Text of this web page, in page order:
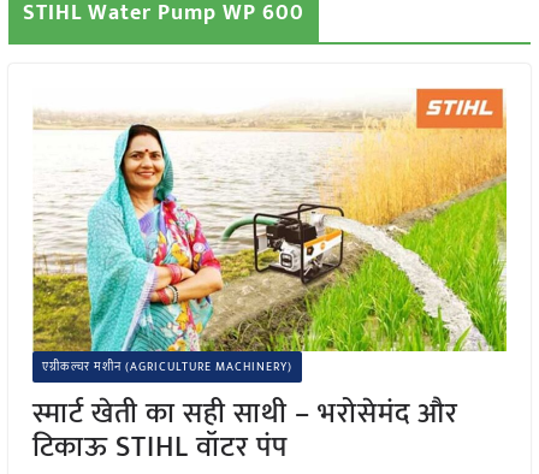
STIHL Water Pump WP 600
एग्रीकल्चर मशीन (AGRICULTURE MACHINERY)
स्मार्ट खेती का सही साथी – भरोसेमंद और
टिकाऊ STIHL वॉटर पंप